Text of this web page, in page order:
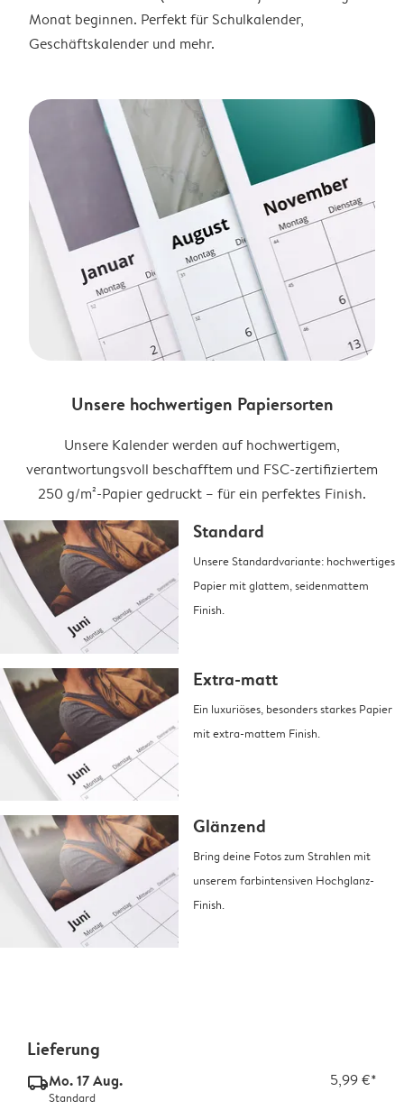
Monat beginnen. Perfekt für Schulkalender,
Geschäftskalender und mehr.
Unsere hochwertigen Papiersorten
Unsere Kalender werden auf hochwertigem,
verantwortungsvoll beschafftem und FSC-zertifiziertem
250 g/m²-Papier gedruckt – für ein perfektes Finish.
Standard
Unsere Standardvariante: hochwertiges
Papier mit glattem, seidenmattem
Finish.
Extra-matt
Ein luxuriöses, besonders starkes Papier
mit extra-mattem Finish.
Glänzend
Bring deine Fotos zum Strahlen mit
unserem farbintensiven Hochglanz-
Finish.
Lieferung
delivery_standard_v2Mo. 17 Aug. 5,99 €*
Standard